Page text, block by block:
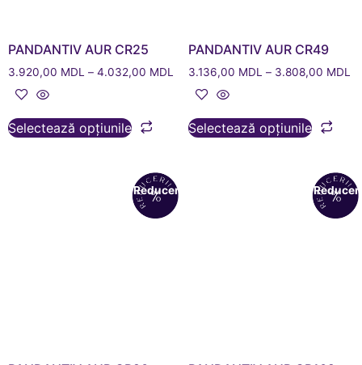
PANDANTIV AUR CR25
3.920,00 MDL – 4.032,00 MDL
Selectează opțiunile
PANDANTIV AUR CR49
3.136,00 MDL – 3.808,00 MDL
Selectează opțiunile
Reduceri!